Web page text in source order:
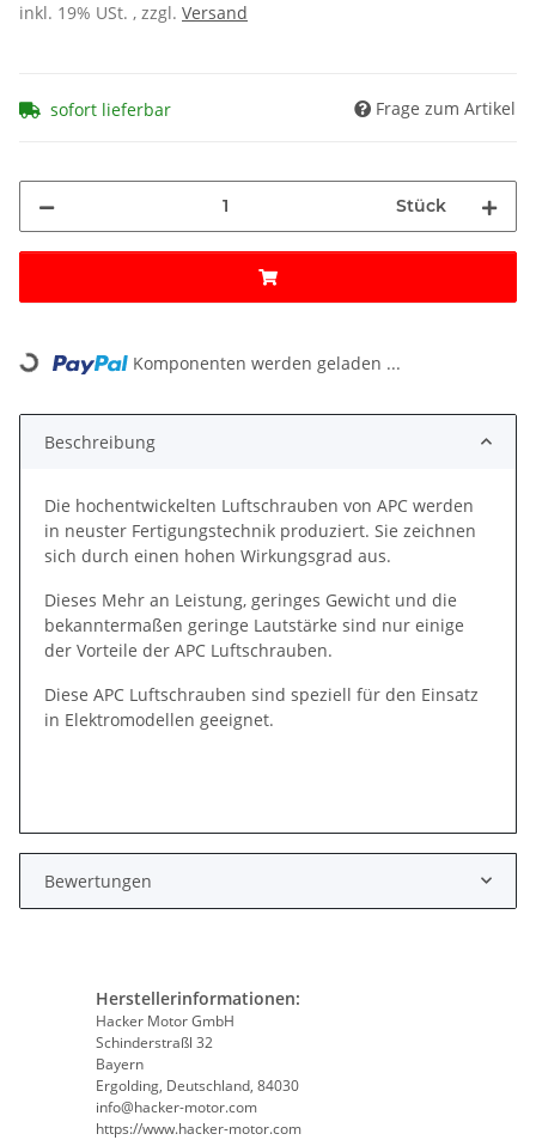
inkl. 19% USt. , zzgl. Versand
sofort lieferbar Frage zum Artikel
Stück
Loading... Komponenten werden geladen ...
Beschreibung
Die hochentwickelten Luftschrauben von APC werden
in neuster Fertigungstechnik produziert. Sie zeichnen
sich durch einen hohen Wirkungsgrad aus.
Dieses Mehr an Leistung, geringes Gewicht und die
bekanntermaßen geringe Lautstärke sind nur einige
der Vorteile der APC Luftschrauben.
Diese APC Luftschrauben sind speziell für den Einsatz
in Elektromodellen geeignet.
Bewertungen
Herstellerinformationen:
Hacker Motor GmbH
Schinderstraßl 32
Bayern
Ergolding, Deutschland, 84030
info@hacker-motor.com
https://www.hacker-motor.com